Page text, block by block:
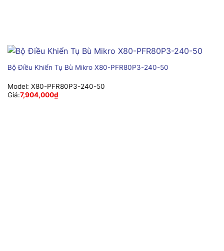
Bộ Điều Khiển Tụ Bù Mikro X80-PFR80P3-240-50
Model: X80-PFR80P3-240-50
Giá:7,904,000₫